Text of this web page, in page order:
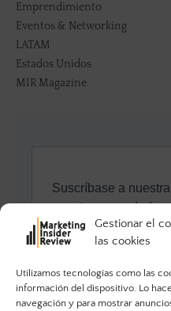
Gestionar el
las cookies
Utilizamos tecnologías como las
información del dispositivo. Lo
navegación y para mostrar
Emprendimiento
Eventos & Networking
LATAM
Estados Unidos
MIR Magazine